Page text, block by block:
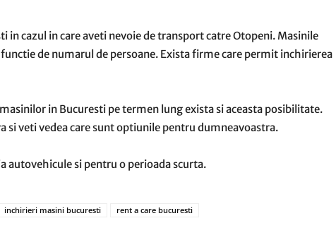
in cazul in care aveti nevoie de transport catre Otopeni. Masinile
de numarul de persoane. Exista firme care permit inchirierea
in Bucuresti pe termen lung exista si aceasta posibilitate.
si veti vedea care sunt optiunile pentru dumneavoastra.
si pentru o perioada scurta.
inchirieri masini bucuresti rent a care bucuresti